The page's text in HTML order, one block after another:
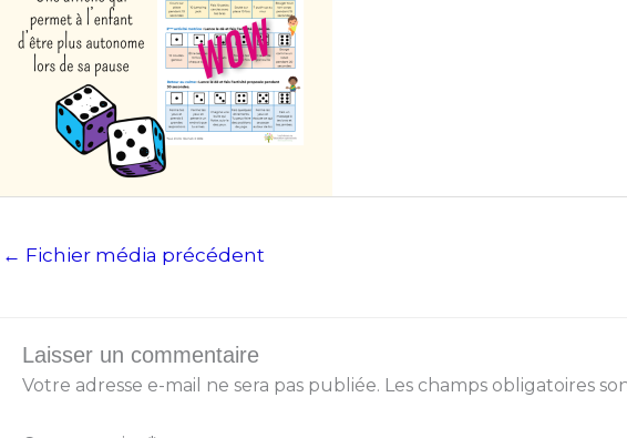
← Fichier média précédent
Laisser un commentaire
Votre adresse e-mail ne sera pas publiée. Les champs obligatoires